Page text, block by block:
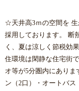
☆天井高3ｍの空間を
採用しております。 断
く、夏は涼しく節税効
住環境は閑静な住宅街
オ等が5分圏内にあり
ン（2口）・オートバ